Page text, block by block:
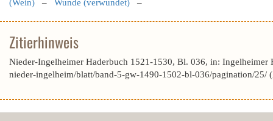
(Wein) – Wunde (verwundet) –
Zitierhinweis
Nieder-Ingelheimer Haderbuch 1521-1530, Bl. 036, in:
nieder-ingelheim/blatt/band-5-gw-1490-1502-bl-036/pagination/25/